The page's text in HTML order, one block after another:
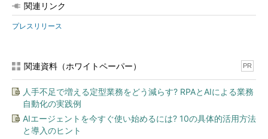
関連リンク
プレスリリース
関連資料（ホワイトペーパー） PR
人手不足で増える定型業務をどう減らす? RPAとAIによる業務
自動化の実践例
AIエージェントを今すぐ使い始めるには? 10の具体的活用方法
と導入のヒント